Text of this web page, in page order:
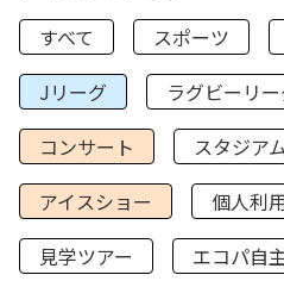
すべて スポーツ
Jリーグ
ラグビーリ
コンサート
スタジア
アイスショー
個人利
見学ツアー
エコパ自